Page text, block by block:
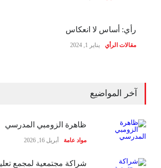
رأي: أساس لا انعكاس
مقالات الرأي يناير 1, 2024
آخر المواضيع
ظاهرة الزومبي المدرسي
مواد عامة أبريل 16, 2026
شراكة مجتمعية لمجمع